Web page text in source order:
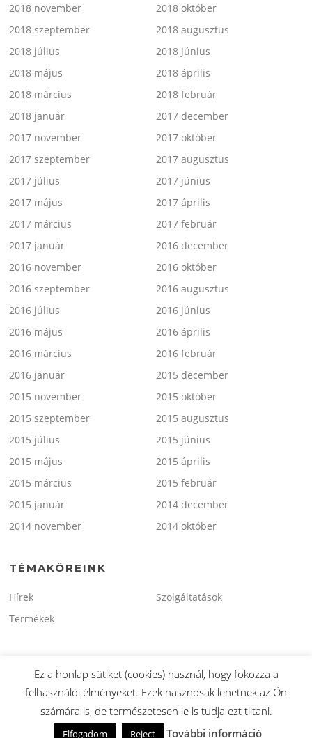
2018 november
2018 október
2018 szeptember
2018 augusztus
2018 július
2018 június
2018 május
2018 április
2018 március
2018 február
2018 január
2017 december
2017 november
2017 október
2017 szeptember
2017 augusztus
2017 július
2017 június
2017 május
2017 április
2017 március
2017 február
2017 január
2016 december
2016 november
2016 október
2016 szeptember
2016 augusztus
2016 július
2016 június
2016 május
2016 április
2016 március
2016 február
2016 január
2015 december
2015 november
2015 október
2015 szeptember
2015 augusztus
2015 július
2015 június
2015 május
2015 április
2015 március
2015 február
2015 január
2014 december
2014 november
2014 október
TÉMAKÖREINK
Hírek
Szolgáltatások
Termékek
Copyright © 2026 minitaxi.hu. Minden Jog Fenntartva.
Screenr parallax theme által FameThemes
Ez a honlap sütiket (cookies) használ, hogy fokozza a
felhasználói élményeket. Ezek hasznosak lehetnek az Ön
számára is, de természetesen le is tudja ezt tiltani.
Elfogadom Reject További információ